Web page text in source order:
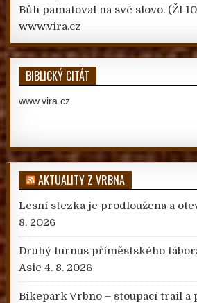
Bůh pamatoval na své slovo. (Žl
www.vira.cz
BIBLICKÝ CITÁT
www.vira.cz
AKTUALITY Z VRBNA
Lesní stezka je prodloužena a
8. 2026
Druhý turnus příměstského
Asie 4. 8. 2026
Bikepark Vrbno – stoupací trail